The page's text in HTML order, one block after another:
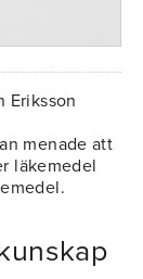
Eriksson
menade att
läkemedel